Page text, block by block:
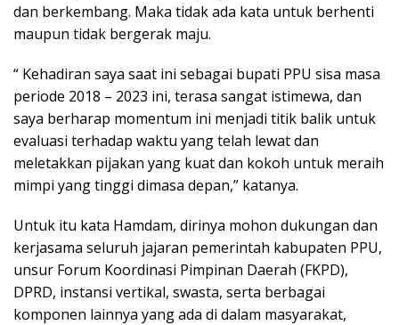
dan berkembang. Maka tidak ada kata untuk berhenti
maupun tidak bergerak maju.
“ Kehadiran saya saat ini sebagai bupati PPU sisa masa
periode 2018 – 2023 ini, terasa sangat istimewa, dan
saya berharap momentum ini menjadi titik balik untuk
evaluasi terhadap waktu yang telah lewat dan
meletakkan pijakan yang kuat dan kokoh untuk meraih
mimpi yang tinggi dimasa depan,” katanya.
Untuk itu kata Hamdam, dirinya mohon dukungan dan
kerjasama seluruh jajaran pemerintah kabupaten PPU,
unsur Forum Koordinasi Pimpinan Daerah (FKPD),
DPRD, instansi vertikal, swasta, serta berbagai
komponen lainnya yang ada di dalam masyarakat,